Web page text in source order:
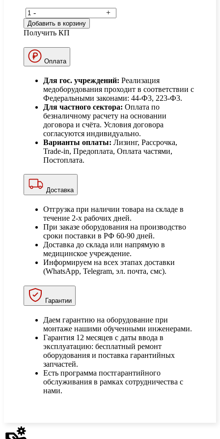
- +
Добавить в корзину
Получить КП
Оплата
Для гос. учреждений: Реализация
медоборудования проходит в соответствии с
Федеральными законами: 44-Ф3, 223-Ф3.
Для частного сектора: Оплата по
безналичному расчету на основании
договора и счёта. Условия договора
согласуются индивидуально.
Варианты оплаты: Лизинг, Рассрочка,
Trade-in, Предоплата, Оплата частями,
Постоплата.
Доставка
Отгрузка при наличии товара на складе в
течение 2-х рабочих дней.
При заказе оборудования на производство
сроки поставки в РФ 60-90 дней.
Доставка до склада или напрямую в
медицинское учреждение.
Информируем на всех этапах доставки
(WhatsApp, Telegram, эл. почта, смс).
Гарантии
Даем гарантию на оборудование при
монтаже нашими обученными инженерами.
Гарантия 12 месяцев с даты ввода в
эксплуатацию: бесплатный ремонт
оборудования и поставка гарантийных
запчастей.
Есть программа постгарантийного
обслуживания в рамках сотрудничества с
нами.